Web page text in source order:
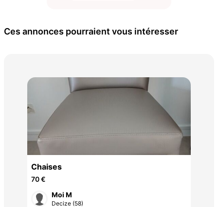
Ces annonces pourraient vous intéresser
Chaises
70 €
Moi M
Decize (58)